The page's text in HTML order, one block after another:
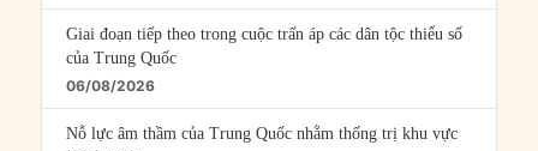
Giai đoạn tiếp theo trong cuộc trấn áp các dân tộc thiểu số
của Trung Quốc
06/08/2026
Nỗ lực âm thầm của Trung Quốc nhằm thống trị khu vực